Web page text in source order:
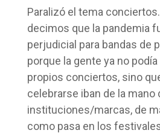
Paralizó el tema
decimos que la pandemia
perjudicial para bandas de
porque la gente ya no
propios conciertos, sino
celebrarse iban de la mano
instituciones/marcas, de
como pasa en los